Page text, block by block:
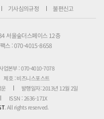
기사심의규정 불편신고
서울숲더스페이스 12층
팩스 : 070-4015-8658
업본부 : 070-4010-7078
제호 : 비즈니스포스트
운
발행일자: 2013년 12월 2일
ISSN : 2636-171X
. All rights reserved.